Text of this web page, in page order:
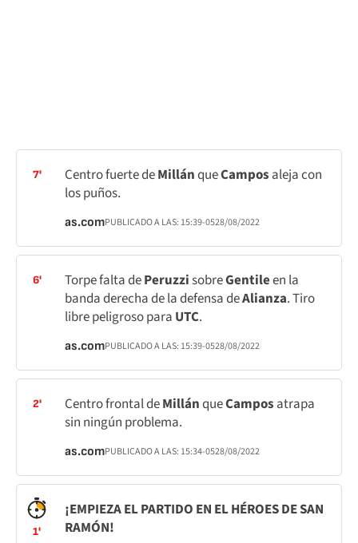
7' Centro fuerte deMillánqueCampos aleja con
los puños.
as.comPUBLICADO A LAS: 15:39-0528/08/2022
6' Torpe falta dePeruzzisobreGentileen la
banda derecha de la defensa deAlianza. Tiro
libre peligroso para UTC.
as.comPUBLICADO A LAS: 15:39-0528/08/2022
2' Centro frontal deMillánqueCampos atrapa
sin ningún problema.
as.comPUBLICADO A LAS: 15:34-0528/08/2022
1'
¡EMPIEZA EL PARTIDO EN EL HÉROES DE SAN
RAMÓN!